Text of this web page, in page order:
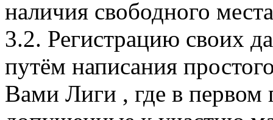
наличия свободного
3.2. Регистрацию своих
путём написания
Вами Лиги , где в первом